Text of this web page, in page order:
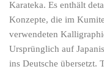
Karateka. Es enthält
Konzepte, die im
verwendeten
Ursprünglich auf
ins Deutsche übersetzt.